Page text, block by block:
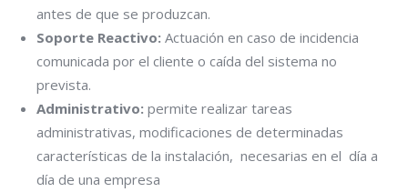
antes de que se produzcan.
Soporte Reactivo: Actuación en caso de incidencia
comunicada por el cliente o caída del sistema no
prevista.
Administrativo: permite realizar tareas
administrativas, modificaciones de determinadas
características de la instalación, necesarias en el día a
día de una empresa